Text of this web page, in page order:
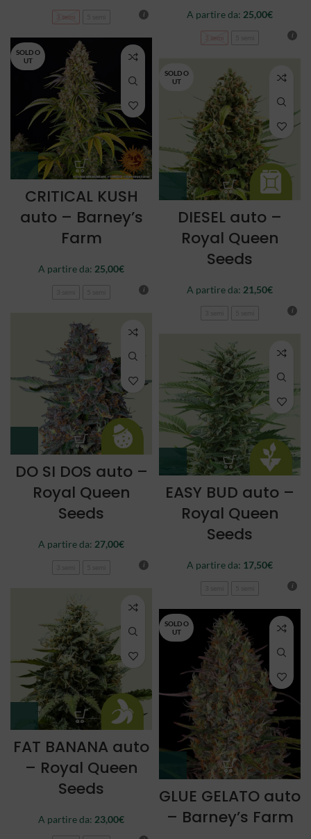
3 semi A partire da: 25,00€
3 semi
SOLD O
UT
CRITICAL KUSH
auto – Barney’s
Farm
A partire da: 25,00€
SOLD O
UT
DIESEL auto –
Royal Queen
Seeds
A partire da: 21,50€
DO SI DOS auto –
Royal Queen
Seeds
A partire da: 27,00€
EASY BUD auto –
Royal Queen
Seeds
A partire da: 17,50€
FAT BANANA auto
– Royal Queen
Seeds
A partire da: 23,00€
SOLD O
UT
GLUE GELATO auto
– Barney’s Farm